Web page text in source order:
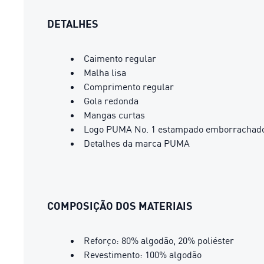
DETALHES
Caimento regular
Malha lisa
Comprimento regular
Gola redonda
Mangas curtas
Logo PUMA No. 1 estampado
Detalhes da marca PUMA
COMPOSIÇÃO DOS MATERIAIS
Reforço: 80% algodão, 20% poliéster
Revestimento: 100% algodão